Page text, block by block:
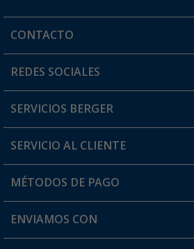
CONTACTO
Horario de atención al cliente:
¿Tienes alguna duda?
REDES SOCIALES
SERVICIOS BERGER
Conviértete en distribuidor
Mi cuenta
Tarjeta Berger Digital
SERVICIO AL CLIENTE
FAQ y Contacto
Información de envío
MÉTODOS DE PAGO
ENVIAMOS CON